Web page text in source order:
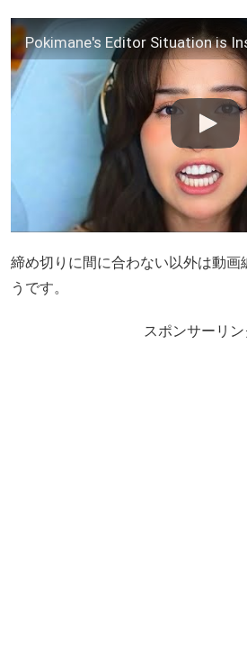
Pokimane's Editor Situation is
締め切りに間に合わない以外は動画
うです。
スポンサーリン